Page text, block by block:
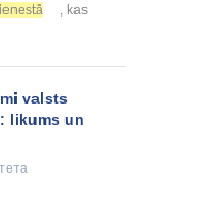
, kas
valsts
: likums un